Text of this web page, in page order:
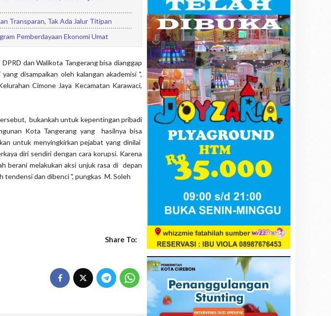
Transparan, Tak Ada Jalur Titipan
Pemberdayaan Ekonomi Umat
dan Walikota Tangerang bisa dianggap
disampaikan oleh kalangan akademisi ",
Cimone Jaya Kecamatan Karawaci,
bukankah untuk kepentingan pribadi
Kota Tangerang yang hasilnya bisa
untuk menyingkirkan pejabat yang dinilai
diri sendiri dengan cara korupsi. Karena
berani melakukan aksi unjuk rasa di depan
tendensi dan dibenci ", pungkas M. Soleh
Share To: